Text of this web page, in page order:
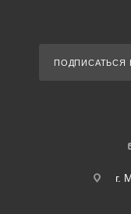
ПОДПИСАТЬСЯ
г.